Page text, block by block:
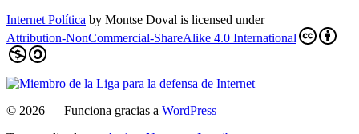
Internet Política by Montse Doval is licensed under
Attribution-NonCommercial-ShareAlike 4.0 International
© 2026 — Funciona gracias a WordPress